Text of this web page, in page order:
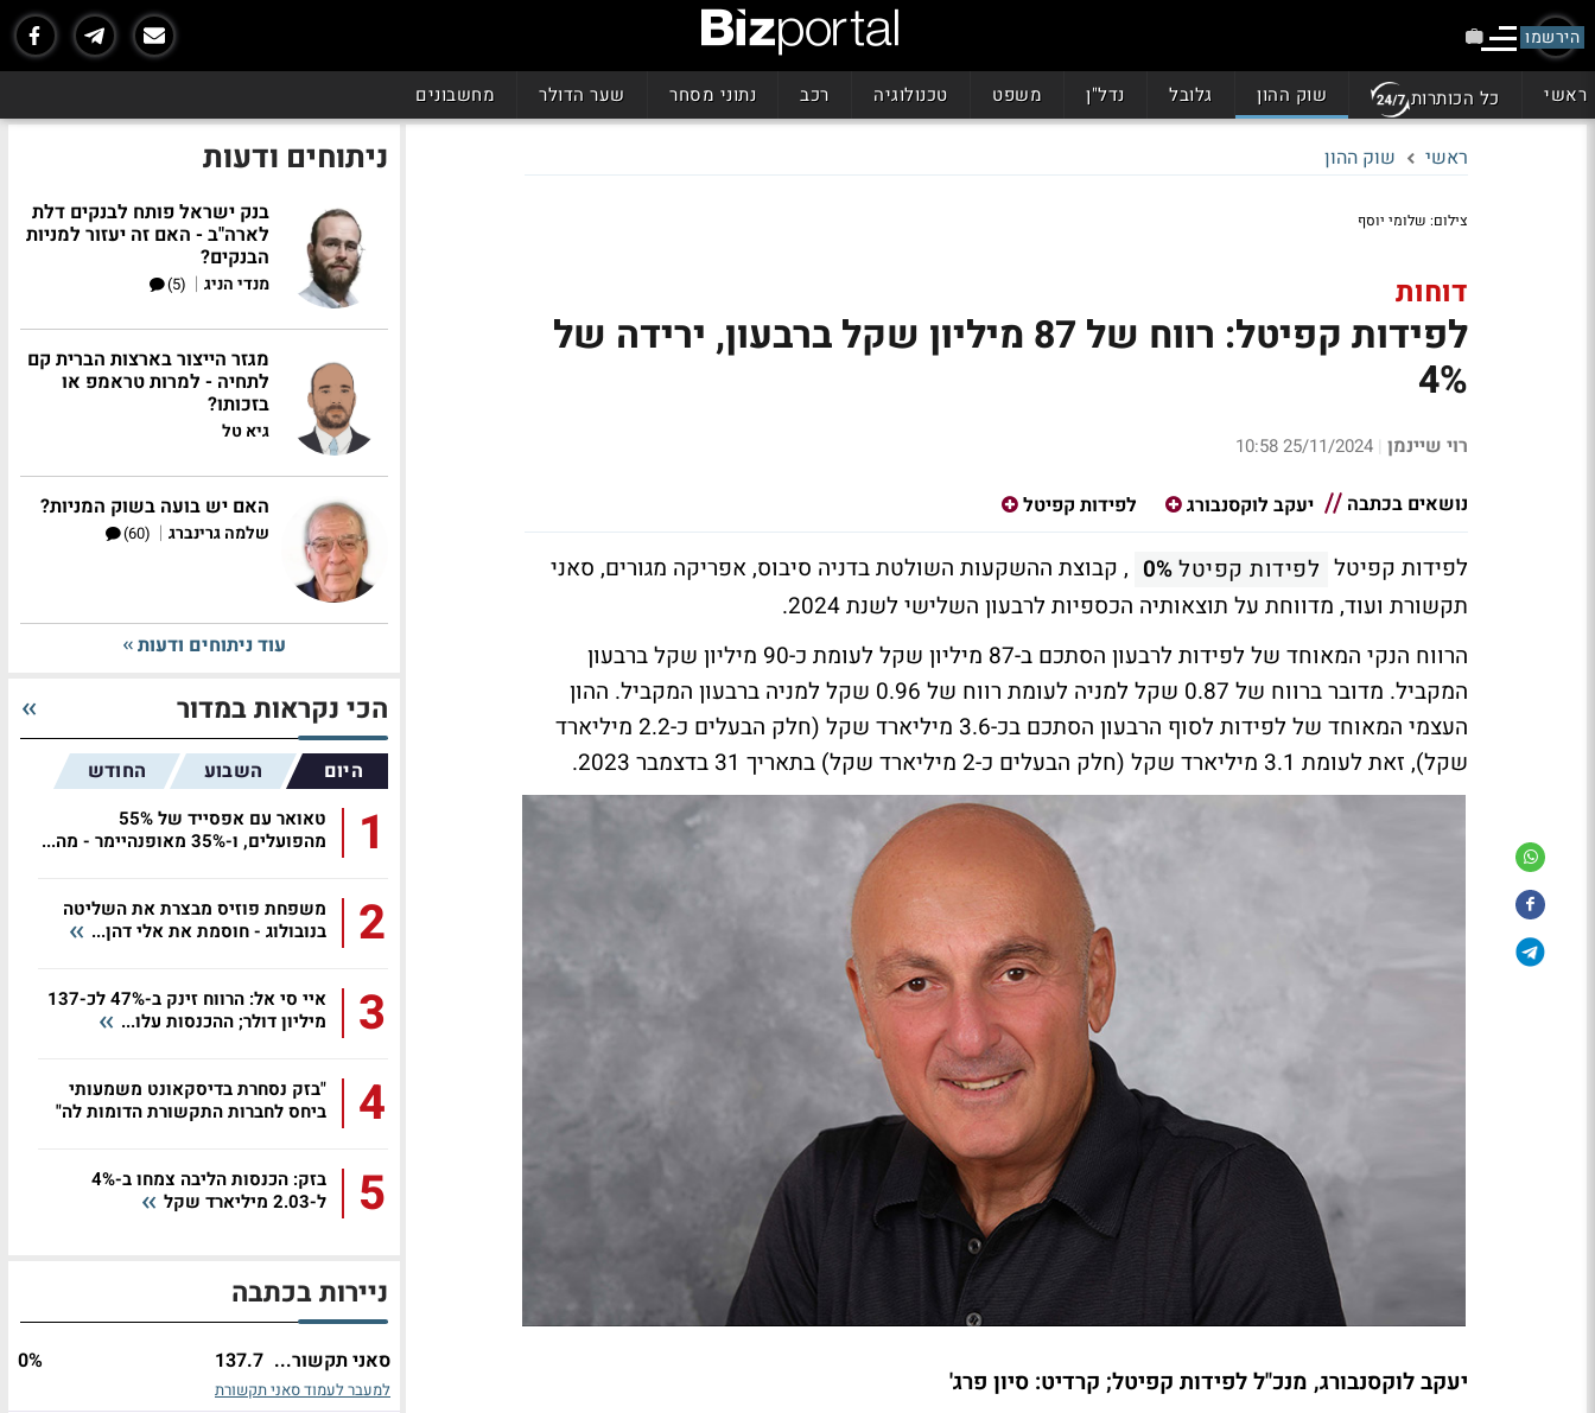
הירשמו
ראשי כל הכותרות שוק ההון גלובל נדל"ן משפט טכנולוגיה רכב נתוני מסחר שער הדולר מחשבונים
ראשי שוק ההון
צילום: שלומי יוסף
דוחות
לפידות קפיטל: רווח של 87 מיליון שקל ברבעון, ירידה של
4%
רוי שיינמן |
25/11/2024 10:58
נושאים בכתבה יעקב לוקסנבורג לפידות קפיטל
לפידות קפיטל לפידות קפיטל0% , קבוצת ההשקעות השולטת בדניה סיבוס, אפריקה מגורים, סאני
תקשורת ועוד, מדווחת על תוצאותיה הכספיות לרבעון השלישי לשנת 2024.
הרווח הנקי המאוחד של לפידות לרבעון הסתכם ב-87 מיליון שקל לעומת כ-90 מיליון שקל ברבעון
המקביל. מדובר ברווח של 0.87 שקל למניה לעומת רווח של 0.96 שקל למניה ברבעון המקביל. ההון
העצמי המאוחד של לפידות לסוף הרבעון הסתכם בכ-3.6 מיליארד שקל (חלק הבעלים כ-2.2 מיליארד
שקל), זאת לעומת 3.1 מיליארד שקל (חלק הבעלים כ-2 מיליארד שקל) בתאריך 31 בדצמבר 2023.
יעקב לוקסנבורג, מנכ"ל לפידות קפיטל; קרדיט: סיון פרג'
ניתוחים ודעות
בנק ישראל פותח לבנקים דלת
לארה"ב - האם זה יעזור למניות
הבנקים?
מנדי הניג |
(5)
מגזר הייצור בארצות הברית קם
לתחיה - למרות טראמפ או
בזכותו?
גיא טל
האם יש בועה בשוק המניות?
שלמה גרינברג |
(60)
עוד ניתוחים ודעות
הכי נקראות במדור
היום השבוע החודש
1
טאואר עם אפסייד של 55%
מהפועלים, ו-35% מאופנהיימר - מה...
2
משפחת פוזיס מבצרת את השליטה
בנובולוג - חוסמת את אלי דהן...
3
איי סי אל: הרווח זינק ב-47% לכ-137
מיליון דולר; ההכנסות עלו...
4
"בזק נסחרת בדיסקאונט משמעותי
ביחס לחברות התקשורת הדומות לה"
5
בזק: הכנסות הליבה צמחו ב-4%
ל-2.03 מיליארד שקל
ניירות בכתבה
סאני תקשור... 137.7
0%
למעבר לעמוד סאני תקשורת